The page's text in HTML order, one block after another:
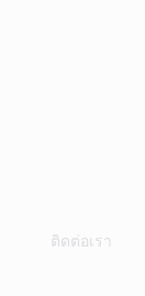
ติดต่อเรา